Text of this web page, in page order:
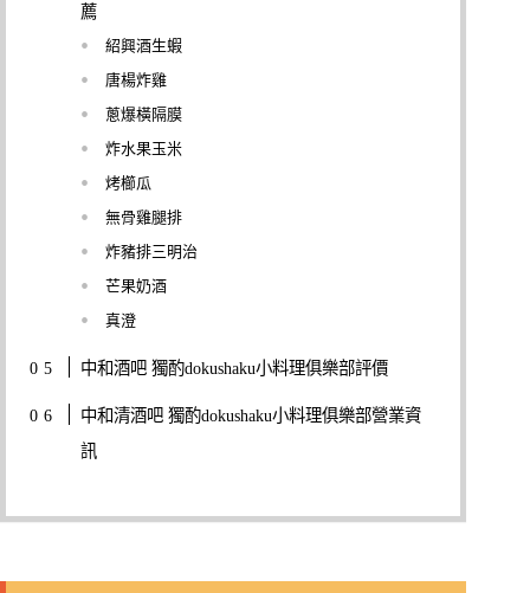
薦
紹興酒生蝦
唐楊炸雞
蔥爆橫隔膜
炸水果玉米
烤櫛瓜
無骨雞腿排
炸豬排三明治
芒果奶酒
真澄
中和酒吧 獨酌dokushaku小料理俱樂部評價
中和清酒吧 獨酌dokushaku小料理俱樂部營業資
訊